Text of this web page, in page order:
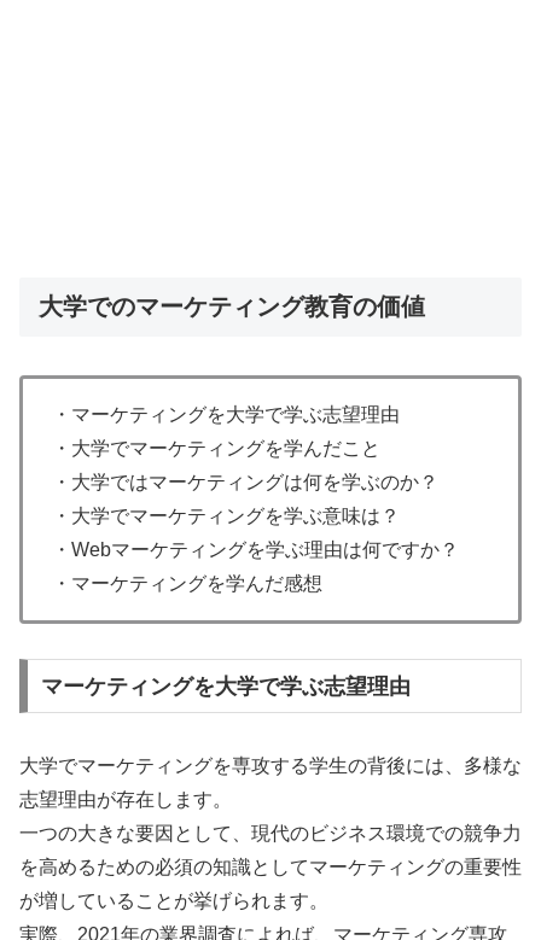
大学でのマーケティング教育の価値
・マーケティングを大学で学ぶ志望理由
・大学でマーケティングを学んだこと
・大学ではマーケティングは何を学ぶのか？
・大学でマーケティングを学ぶ意味は？
・Webマーケティングを学ぶ理由は何ですか？
・マーケティングを学んだ感想
マーケティングを大学で学ぶ志望理由
大学でマーケティングを専攻する学生の背後には、多様な
志望理由が存在します。
一つの大きな要因として、現代のビジネス環境での競争力
を高めるための必須の知識としてマーケティングの重要性
が増していることが挙げられます。
実際、2021年の業界調査によれば、マーケティング専攻